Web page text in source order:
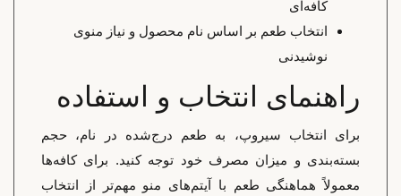
کافه‌ای
انتخاب طعم بر اساس نام محصول و نیاز منوی
نوشیدنی
راهنمای انتخاب و استفاده
برای انتخاب سیروپ، به طعم درج‌شده در نام، حجم
بسته‌بندی و میزان مصرف خود توجه کنید. برای کافه‌ها
معمولاً هماهنگی طعم با آیتم‌های منو مهم‌تر از انتخاب